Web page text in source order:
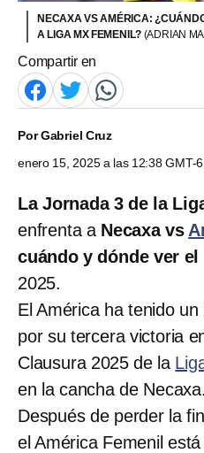
NECAXA VS AMÉRICA:
A LIGA MX FEMENIL? (ADRIAN
Compartir en
PorGabriel Cruz
enero 15, 2025 a las 12:38 GMT-6
La Jornada 3 de la
enfrenta a Necaxa vs
cuándo y dónde ver
2025.
El América ha tenido
por su tercera victoria
Clausura 2025 de la
en la cancha de Necaxa.
Después de perder la
el América Femenil